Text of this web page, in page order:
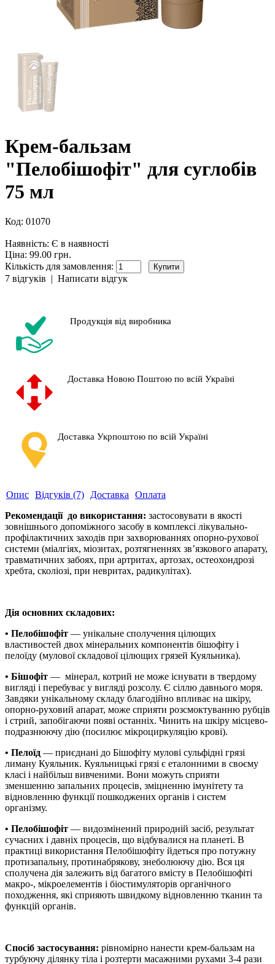
Крем-бальзам
"Пелобішофіт" для суглобів
75 мл
Код: 01070
Наявність: Є в наявності
Ціна: 99.00 грн.
Кількість для замовлення:
7 відгуків | Написати відгук
Продукція від виробника
Доставка Новою Поштою по всій Україні
Доставка Укрпоштою по всій Україні
Опис Відгуків (7) Доставка
Оплата
Рекомендації до використання: застосовувати в якості
зовнішнього допоміжного засобу в комплексі лікувально-
профілактичних заходів при захворюваннях опорно-рухової
системи (міалгіях, міозитах, розтягненнях зв’язкового апарату,
травматичних забоях, при артритах, артозах, остеохондрозі
хребта, сколіозі, при невритах, радикулітах).
Дія основних складових:
• Пелобішофіт — унікальне сполучення цілющих
властивостей двох мінеральних компонентів бішофіту і
пелоїду (мулової складової цілющих грязей Куяльника).
• Бішофіт — мінерал, котрий не може існувати в твердому
вигляді і перебуває у вигляді розсолу. Є сіллю давнього моря.
Завдяки унікальному складу благодійно впливає на шкіру,
опорно-руховий апарат, може сприяти розсмоктуванню рубців
і стрий, запобігаючи появі останніх. Чинить на шкіру місцево-
подразнюючу дію (посилює мікроциркуляцію крові).
• Пелоїд — приєднані до Бішофіту мулові сульфідні грязі
лиману Куяльник. Куяльницькі грязі є еталонними в своєму
класі і найбільш вивченими. Вони можуть сприяти
зменшенню запальних процесів, зміцненню імунітету та
відновленню функції пошкоджених органів і систем
організму.
• Пелобішофіт — видозмінений природній засіб, результат
сучасних і давніх процесів, що відбувалися на планеті. В
практиці використання Пелобішофіту йдеться про потужну
протизапальну, протинабрякову, знеболюючу дію. Вся ця
сполучена дія залежить від багатого вмісту в Пелобішофіті
макро-, мікроелементів і біостимуляторів органічного
походження, які сприяють швидкому відновленню тканин та
функцій органів.
Спосіб застосування: рівномірно нанести крем-бальзам на
турбуючу ділянку тіла і розтерти масажними рухами 3-4 рази